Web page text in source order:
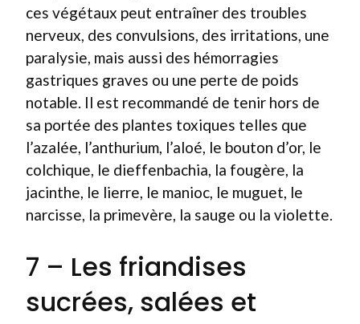
ces végétaux peut entraîner des troubles
nerveux, des convulsions, des irritations, une
paralysie, mais aussi des hémorragies
gastriques graves ou une perte de poids
notable. Il est recommandé de tenir hors de
sa portée des plantes toxiques telles que
l’azalée, l’anthurium, l’aloé, le bouton d’or, le
colchique, le dieffenbachia, la fougère, la
jacinthe, le lierre, le manioc, le muguet, le
narcisse, la primevère, la sauge ou la violette.
7 – Les friandises
sucrées, salées et